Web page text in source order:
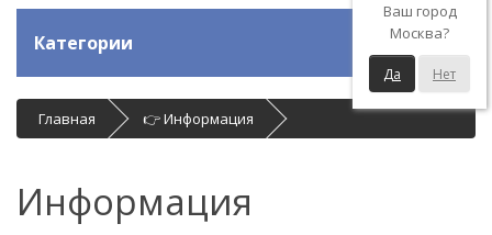
Ваш город
Москва?
Да Нет
Категории
Главная 👉 Информация
Информация